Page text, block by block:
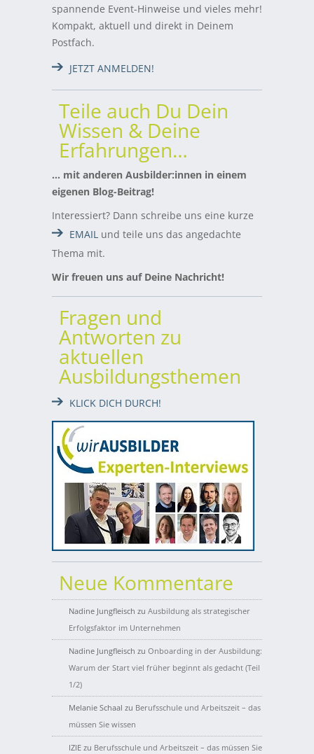
spannende Event-Hinweise und vieles mehr!
Kompakt, aktuell und direkt in Deinem
Postfach.
JETZT ANMELDEN!
Teile auch Du Dein
Wissen & Deine
Erfahrungen…
… mit anderen Ausbilder:innen in einem
eigenen Blog-Beitrag!
Interessiert? Dann schreibe uns eine kurze
EMAIL und teile uns das angedachte
Thema mit.
Wir freuen uns auf Deine Nachricht!
Fragen und
Antworten zu
aktuellen
Ausbildungsthemen
KLICK DICH DURCH!
Neue Kommentare
Nadine Jungfleisch zu Ausbildung als strategischer
Erfolgsfaktor im Unternehmen
Nadine Jungfleisch zu Onboarding in der Ausbildung:
Warum der Start viel früher beginnt als gedacht (Teil
1/2)
Melanie Schaal zu Berufsschule und Arbeitszeit – das
müssen Sie wissen
IZIE zu Berufsschule und Arbeitszeit – das müssen Sie